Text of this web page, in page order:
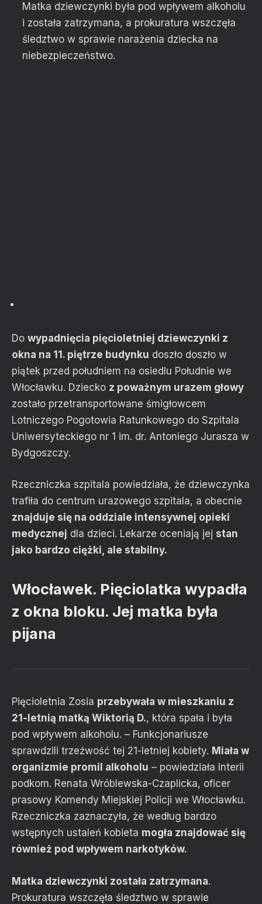
Matka dziewczynki była pod wpływem alkoholu
i została zatrzymana, a prokuratura wszczęła
śledztwo w sprawie narażenia dziecka na
niebezpieczeństwo.
Do wypadnięcia pięcioletniej dziewczynki z
okna na 11. piętrze budynku doszło doszło w
piątek przed południem na osiedlu Południe we
Włocławku. Dziecko z poważnym urazem głowy
zostało przetransportowane śmigłowcem
Lotniczego Pogotowia Ratunkowego do Szpitala
Uniwersyteckiego nr 1 im. dr. Antoniego Jurasza w
Bydgoszczy.
Rzeczniczka szpitala powiedziała, że dziewczynka
trafiła do centrum urazowego szpitala, a obecnie
znajduje się na oddziale intensywnej opieki
medycznej dla dzieci. Lekarze oceniają jej stan
jako bardzo ciężki, ale stabilny.
Włocławek. Pięciolatka wypadła
z okna bloku. Jej matka była
pijana
Pięcioletnia Zosia przebywała w mieszkaniu z
21-letnią matką Wiktorią D., która spała i była
pod wpływem alkoholu. – Funkcjonariusze
sprawdzili trzeźwość tej 21-letniej kobiety. Miała w
organizmie promil alkoholu – powiedziała Interii
podkom. Renata Wróblewska-Czaplicka, oficer
prasowy Komendy Miejskiej Policji we Włocławku.
Rzeczniczka zaznaczyła, że według bardzo
wstępnych ustaleń kobieta mogła znajdować się
również pod wpływem narkotyków.
Matka dziewczynki została zatrzymana.
Prokuratura wszczęła śledztwo w sprawie